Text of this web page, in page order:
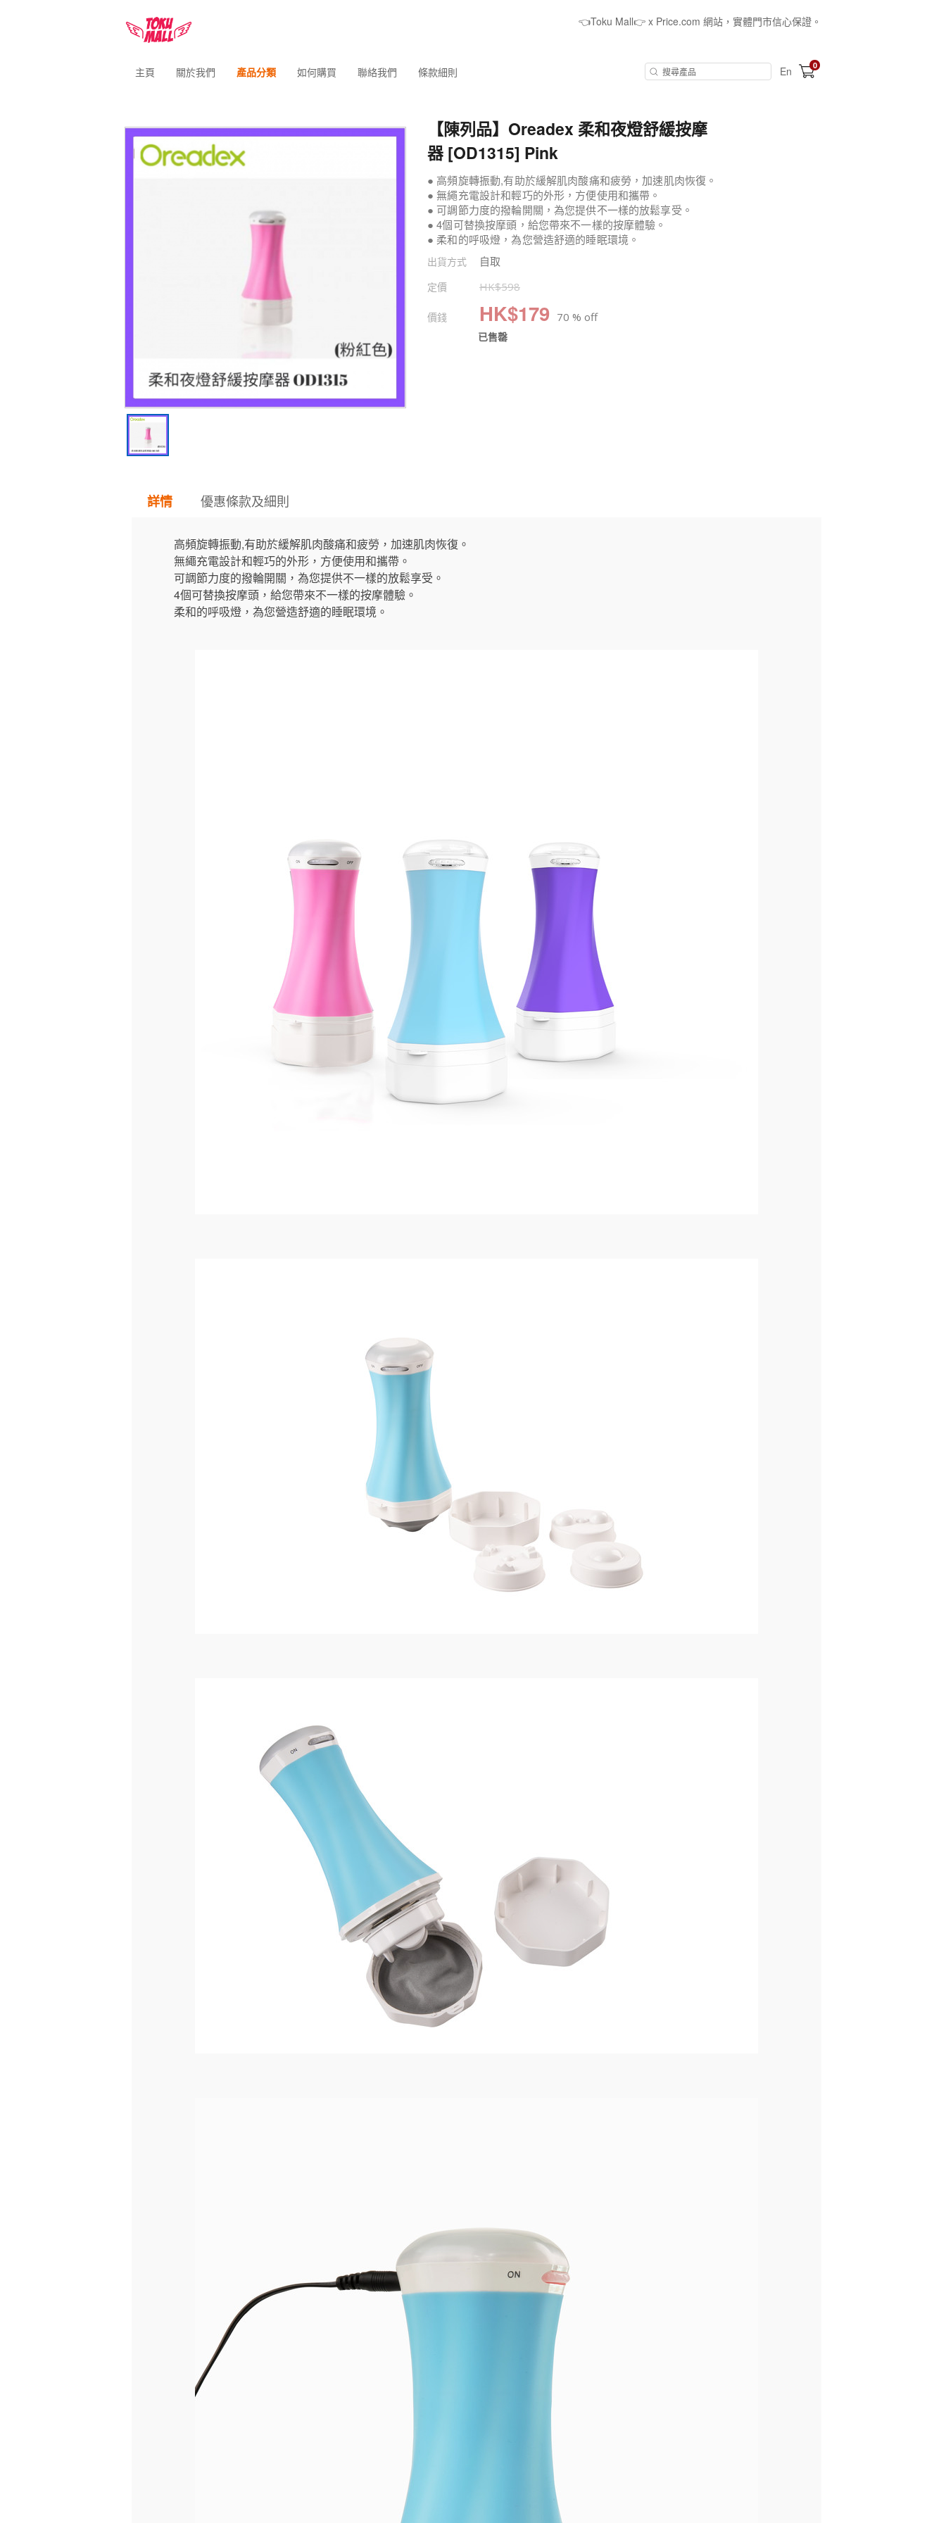
👈Toku Mall👉 x Price.com 網站，實體門市信心保證。
主頁 關於我們 產品分類 如何購買 聯絡我們 條款細則 En 0
【陳列品】Oreadex 柔和夜燈舒緩按摩
器 [OD1315] Pink
● 高頻旋轉振動,有助於緩解肌肉酸痛和疲勞，加速肌肉恢復。
● 無繩充電設計和輕巧的外形，方便使用和攜帶。
● 可調節力度的撥輪開關，為您提供不一樣的放鬆享受。
● 4個可替換按摩頭，給您帶來不一樣的按摩體驗。
● 柔和的呼吸燈，為您營造舒適的睡眠環境。
出貨方式 自取
定價 HK$598
價錢 HK$179 70 % off
已售罄
詳情 優惠條款及細則
高頻旋轉振動,有助於緩解肌肉酸痛和疲勞，加速肌肉恢復。
無繩充電設計和輕巧的外形，方便使用和攜帶。
可調節力度的撥輪開關，為您提供不一樣的放鬆享受。
4個可替換按摩頭，給您帶來不一樣的按摩體驗。
柔和的呼吸燈，為您營造舒適的睡眠環境。